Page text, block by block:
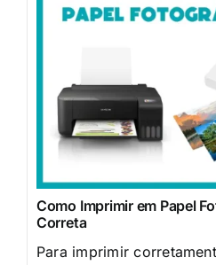
Carrinho
por:
Como Imprimir em Papel
Correta
Para imprimir